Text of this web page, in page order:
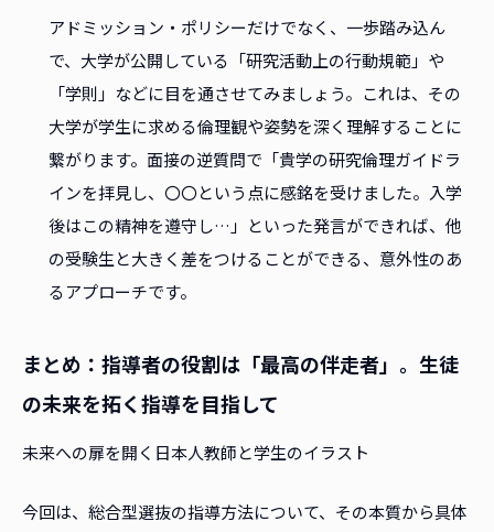
アドミッション・ポリシーだけでなく、一歩踏み込ん
で、大学が公開している「研究活動上の行動規範」や
「学則」などに目を通させてみましょう。これは、その
大学が学生に求める倫理観や姿勢を深く理解することに
繋がります。面接の逆質問で「貴学の研究倫理ガイドラ
インを拝見し、〇〇という点に感銘を受けました。入学
後はこの精神を遵守し…」といった発言ができれば、他
の受験生と大きく差をつけることができる、意外性のあ
るアプローチです。
まとめ：指導者の役割は「最高の伴走者」。生徒
の未来を拓く指導を目指して
未来への扉を開く日本人教師と学生のイラスト
今回は、総合型選抜の指導方法について、その本質から具体